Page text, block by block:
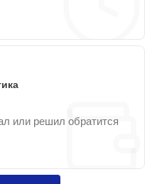
или решил обратится